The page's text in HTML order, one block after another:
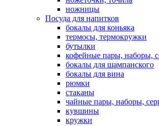
ножницы
Посуда для напитков
бокалы для коньяка
термосы, термокружки
бутылки
кофейные пары, наборы,
бокалы для шампанского
бокалы для вина
рюмки
стаканы
чайные пары, наборы,
кувшины
кружки